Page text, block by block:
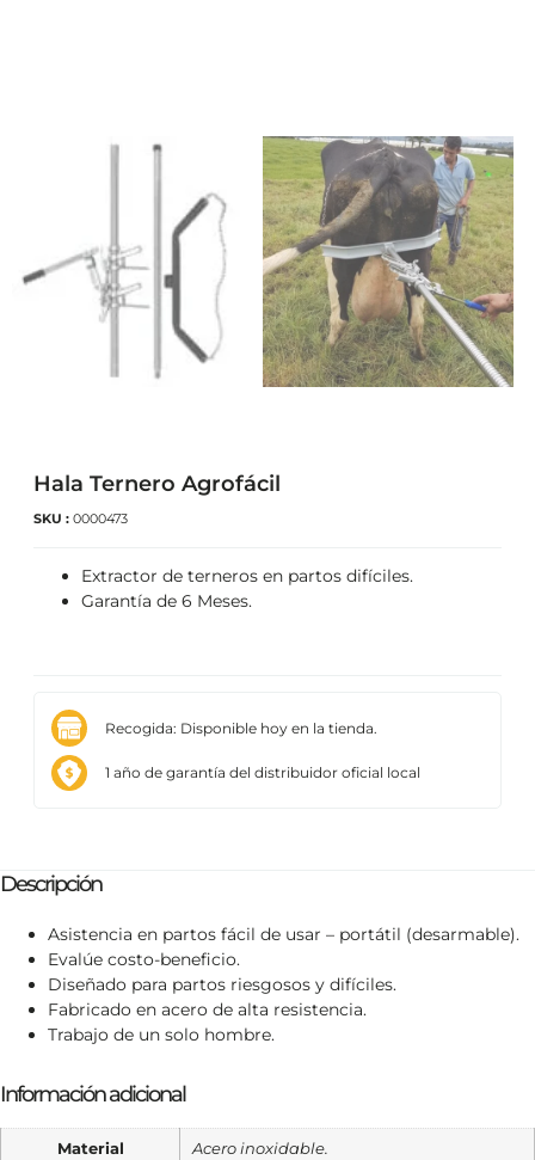
Hala Ternero Agrofácil
SKU : 0000473
Extractor de terneros en partos difíciles.
Garantía de 6 Meses.
Recogida: Disponible hoy en la tienda.
1 año de garantía del distribuidor oficial local
Descripción
Asistencia en partos fácil de usar – portátil (desarmable).
Evalúe costo-beneficio.
Diseñado para partos riesgosos y difíciles.
Fabricado en acero de alta resistencia.
Trabajo de un solo hombre.
Información adicional
Material Acero inoxidable.